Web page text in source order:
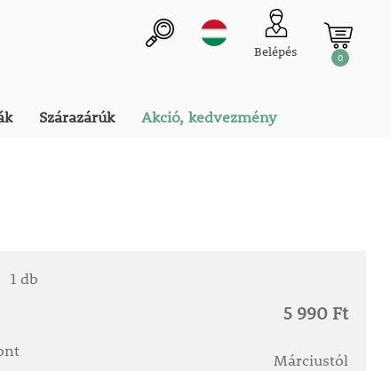
Belépés 0
Szárazárúk Akció, kedvezmény
1 db
5 990 Ft
Márciustól